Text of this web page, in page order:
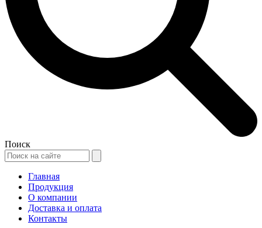
Поиск
Главная
Продукция
О компании
Доставка и оплата
Контакты